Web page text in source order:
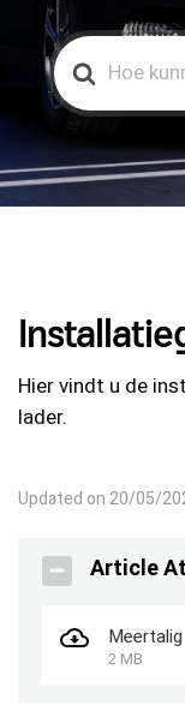
Search
For
Hier vindt u de
lader.
Updated on 20/05/
Article
Meertalig
2 MB